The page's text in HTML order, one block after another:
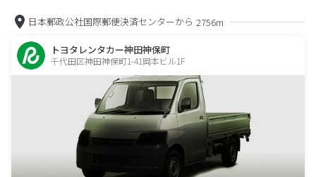
日本郵政公社国際郵便決済センターから 2756m
トヨタレンタカー神田神保町
千代田区神田神保町1-41岡本ビル1F